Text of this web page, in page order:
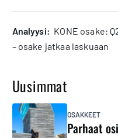
analyysi: KONE osake:
– osake jatkaa laskuaan
Uusimmat
OSAKKEET
Parhaat